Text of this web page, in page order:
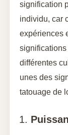
signification
individu, car
expériences
différentes
unes des
tatouage de